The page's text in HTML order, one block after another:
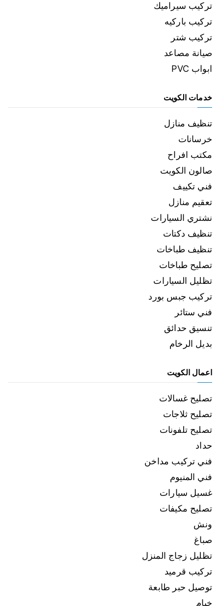
تركيب سيراميك
تركيب باركيه
تركيب شتر
صيانة مصاعد
ابواب PVC
خدمات الكويت
تنظيف منازل
خرسانات
مكتب افراح
صالون الكويت
فني تكييف
تعقيم منازل
نشتري السيارات
تنظيف دكتات
تنظيف طباخات
تصليح طباخات
تظليل السيارات
تركيب جبس بورد
فني ستائر
تنسيق حدائق
بديل الرخام
اعمال الكويت
تصليح غسالات
تصليح ثلاجات
تصليح تلفونات
حداد
فني تركيب مداخن
فني المنيوم
غسيل سيارات
تصليح مكيفات
ونش
صباغ
تظليل زجاج المنزل
تركيب قرميد
توصيل حبر طابعة
خيام